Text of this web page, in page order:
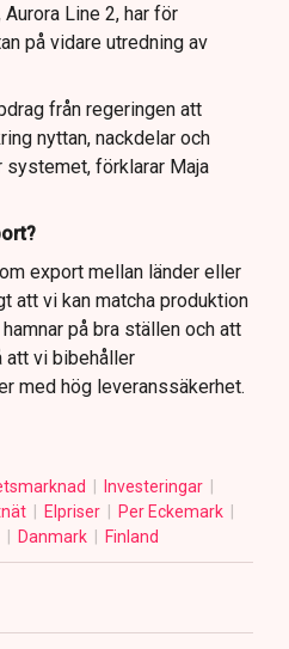
Line 2, har för
på vidare utredning av
från regeringen att
nyttan, nackdelar och
förklarar Maja
export mellan länder eller
att vi kan matcha produktion
på bra ställen och att
att vi bibehåller
med hög leveranssäkerhet.
Investeringar
Elpriser
Per Eckemark
Danmark Finland